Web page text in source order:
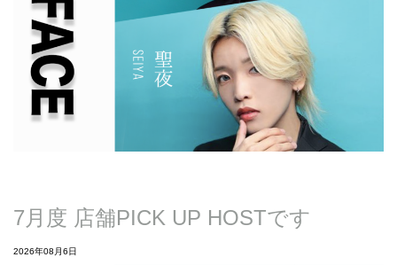
7月度 店舗PICK UP HOSTです
2026年08月6日